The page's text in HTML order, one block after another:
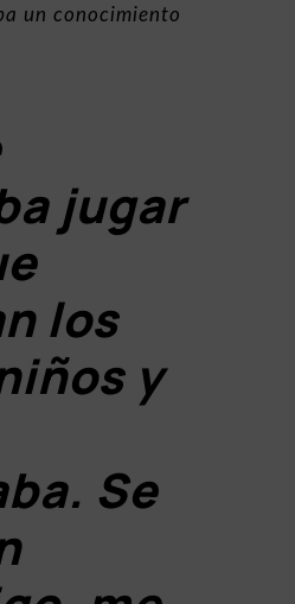
un conocimiento
jugar
los
y
Se